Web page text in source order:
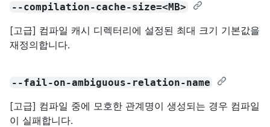
--compilation-cache-size=<MB>
[고급] 컴파일 캐시 디렉터리에 설정된 최대 크기 기본값을
재정의합니다.
--fail-on-ambiguous-relation-name
[고급] 컴파일 중에 모호한 관계명이 생성되는 경우 컴파일
이 실패합니다.